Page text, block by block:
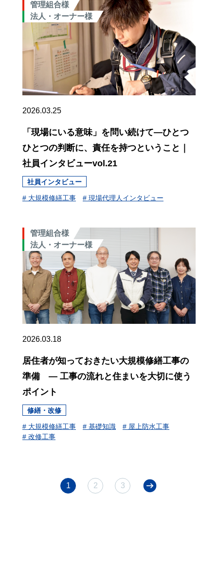
管理組合様
法人・オーナー様
2026.03.25
「現場にいる意味」を問い続けて―ひとつ
ひとつの判断に、責任を持つということ｜
社員インタビューvol.21
社員インタビュー
# 大規模修繕工事 # 現場代理人インタビュー
管理組合様
法人・オーナー様
2026.03.18
居住者が知っておきたい大規模修繕工事の
準備 ― 工事の流れと住まいを大切に使う
ポイント
修繕・改修
# 大規模修繕工事 # 基礎知識
# 屋上防水工事
# 改修工事
1 2 3